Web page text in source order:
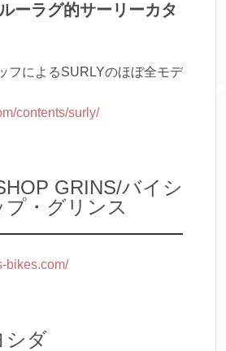
ーラグ的サーリーカタ
フによるSURLYのほぼ全モデ
contents/surly/
GRINS/バイシ
・グリンス
bikes.com/
シダ